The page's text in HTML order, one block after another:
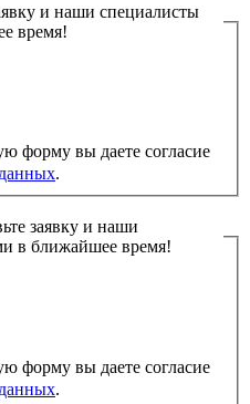
и наши специалисты
время!
форму вы даете согласие
.
заявку и наши
в ближайшее время!
форму вы даете согласие
.